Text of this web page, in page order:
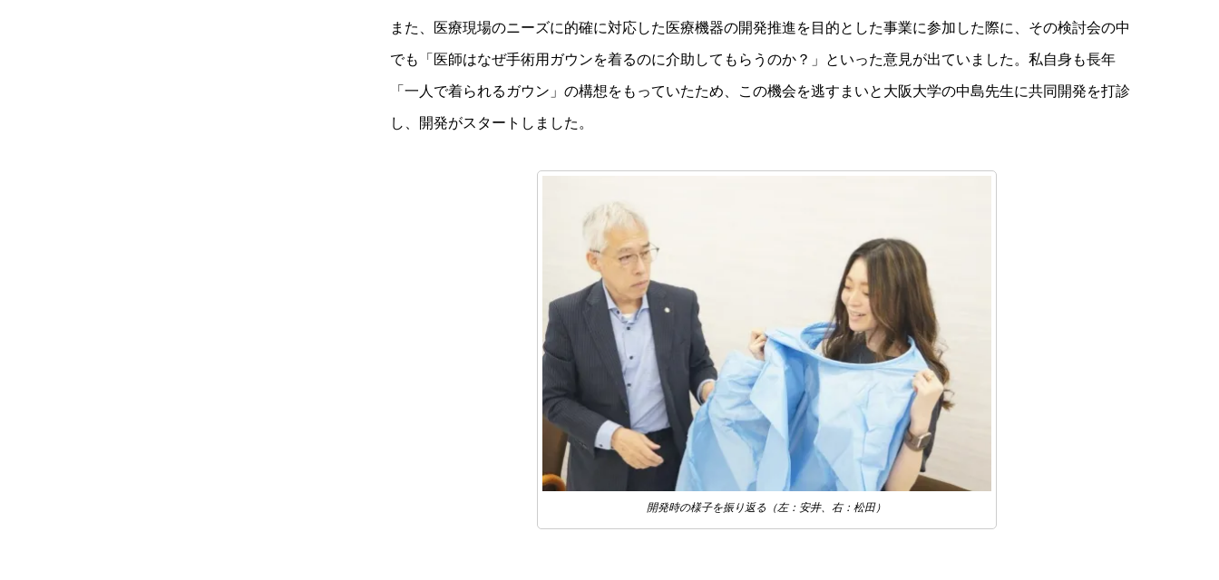
また、医療現場のニーズに的確に対応した医療機器の開発推進を目的とした事業に参加した際に、その検討会の中
でも「医師はなぜ手術用ガウンを着るのに介助してもらうのか？」といった意見が出ていました。私自身も長年
「一人で着られるガウン」の構想をもっていたため、この機会を逃すまいと大阪大学の中島先生に共同開発を打診
し、開発がスタートしました。
開発時の様子を振り返る（左：安井、右：松田）